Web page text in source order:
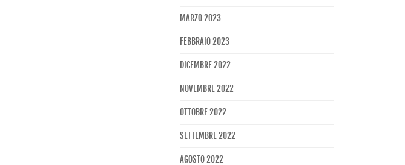
MARZO 2023
FEBBRAIO 2023
DICEMBRE 2022
NOVEMBRE 2022
OTTOBRE 2022
SETTEMBRE 2022
AGOSTO 2022